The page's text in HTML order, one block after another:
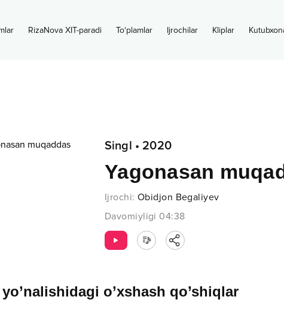
RizaNova XIT-paradi To‘plamlar Ijrochilar Kliplar
Singl • 2020
Yagonasan
Ijrochi: Obidjon Begaliyev
Davomiyligi 04:38
yo’nalishidagi o’xshash qo’shiqlar